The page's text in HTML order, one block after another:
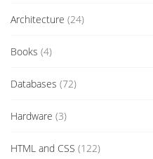
Architecture (24)
Books (4)
Databases (72)
Hardware (3)
HTML and CSS (122)